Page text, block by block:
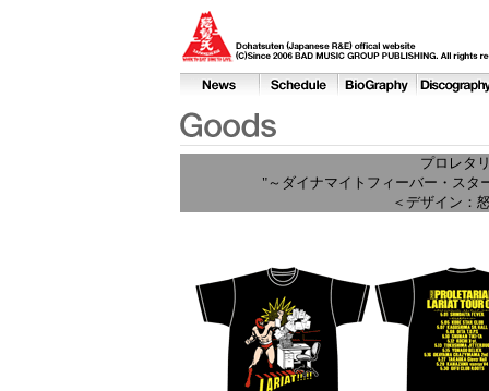
プロレタ
"～ダイナマイトフィーバー・スタ
＜デザイン：